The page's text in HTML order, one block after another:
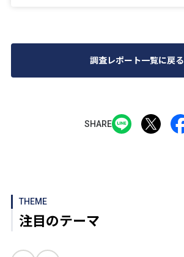
調査レポート一覧に戻る
SHARE
THEME
注目のテーマ